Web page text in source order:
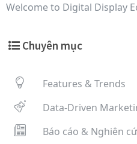
Welcome to Digital Display
Chuyên mục
Features & Trends
Data-Driven
Báo cáo & Nghiên